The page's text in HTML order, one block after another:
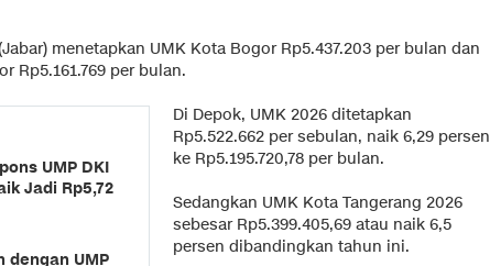
menetapkan UMK Kota Bogor Rp5.437.203 per bulan dan
Rp5.161.769 per bulan.
UMP DKI
Jadi Rp5,72
dengan UMP
Di Depok, UMK 2026 ditetapkan
Rp5.522.662 per sebulan, naik 6,29 persen
ke Rp5.195.720,78 per bulan.
Sedangkan UMK Kota Tangerang 2026
sebesar Rp5.399.405,69 atau naik 6,5
persen dibandingkan tahun ini.